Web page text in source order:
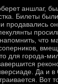
аншлаг,
Билеты
продавались
напомнить, что
для города-
Да и
Вот